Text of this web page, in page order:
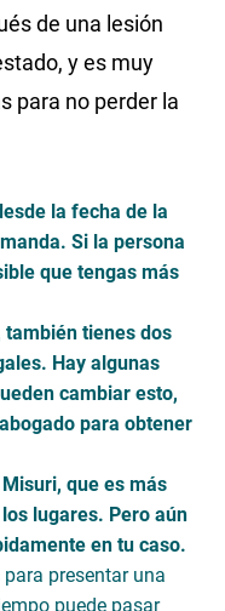
de una lesión
y es muy
para no perder la
la fecha de la
Si la persona
que tengas más
también tienes dos
Hay algunas
cambiar esto,
para obtener
que es más
lugares. Pero aún
en tu caso.
presentar una
puede pasar